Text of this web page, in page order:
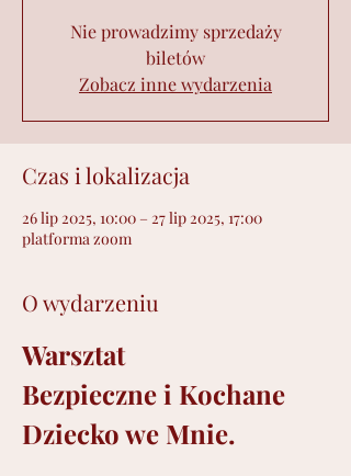
Nie prowadzimy sprzedaży
biletów
Zobacz inne wydarzenia
Czas i lokalizacja
26 lip 2025, 10:00 – 27 lip 2025, 17:00
platforma zoom
O wydarzeniu
Warsztat
Bezpieczne i Kochane
Dziecko we Mnie.